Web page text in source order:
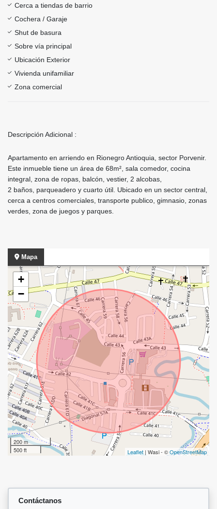
Cerca a tiendas de barrio
Cochera / Garaje
Shut de basura
Sobre vía principal
Ubicación Exterior
Vivienda unifamiliar
Zona comercial
Descripción Adicional :
Apartamento en arriendo en Rionegro Antioquia, sector Porvenir.
Este inmueble tiene un área de 68m², sala comedor, cocina
integral, zona de ropas, balcón, vestier, 2 alcobas,
2 baños, parqueadero y cuarto útil. Ubicado en un sector central,
cerca a centros comerciales, transporte publico, gimnasio, zonas
verdes, zona de juegos y parques.
Mapa
+
−
200 m
500 ft
Leaflet | Wasi - ©OpenStreetMap
Contáctanos